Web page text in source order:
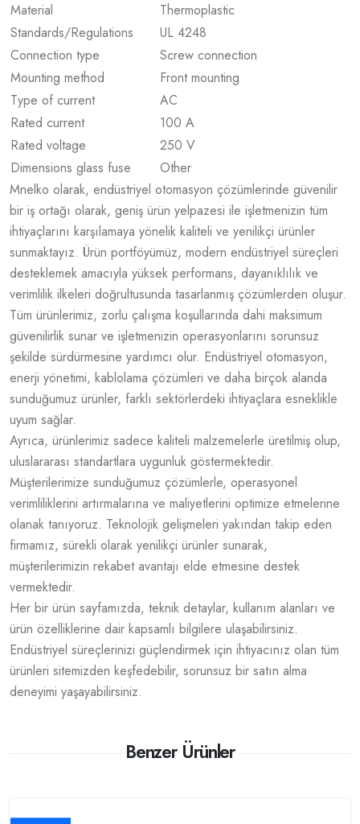
Material
Thermoplastic
Standards/Regulations
UL 4248
Connection type
Screw connection
Mounting method
Front mounting
Type of current
AC
Rated current
100 A
Rated voltage
250 V
Dimensions glass fuse
Other
Mnelko olarak, endüstriyel otomasyon çözümlerinde güvenilir
bir iş ortağı olarak, geniş ürün yelpazesi ile işletmenizin tüm
ihtiyaçlarını karşılamaya yönelik kaliteli ve yenilikçi ürünler
sunmaktayız. Ürün portföyümüz, modern endüstriyel süreçleri
desteklemek amacıyla yüksek performans, dayanıklılık ve
verimlilik ilkeleri doğrultusunda tasarlanmış çözümlerden oluşur.
Tüm ürünlerimiz, zorlu çalışma koşullarında dahi maksimum
güvenilirlik sunar ve işletmenizin operasyonlarını sorunsuz
şekilde sürdürmesine yardımcı olur. Endüstriyel otomasyon,
enerji yönetimi, kablolama çözümleri ve daha birçok alanda
sunduğumuz ürünler, farklı sektörlerdeki ihtiyaçlara esneklikle
uyum sağlar.
Ayrıca, ürünlerimiz sadece kaliteli malzemelerle üretilmiş olup,
uluslararası standartlara uygunluk göstermektedir.
Müşterilerimize sunduğumuz çözümlerle, operasyonel
verimliliklerini artırmalarına ve maliyetlerini optimize etmelerine
olanak tanıyoruz. Teknolojik gelişmeleri yakından takip eden
firmamız, sürekli olarak yenilikçi ürünler sunarak,
müşterilerimizin rekabet avantajı elde etmesine destek
vermektedir.
Her bir ürün sayfamızda, teknik detaylar, kullanım alanları ve
ürün özelliklerine dair kapsamlı bilgilere ulaşabilirsiniz.
Endüstriyel süreçlerinizi güçlendirmek için ihtiyacınız olan tüm
ürünleri sitemizden keşfedebilir, sorunsuz bir satın alma
deneyimi yaşayabilirsiniz.
Benzer Ürünler